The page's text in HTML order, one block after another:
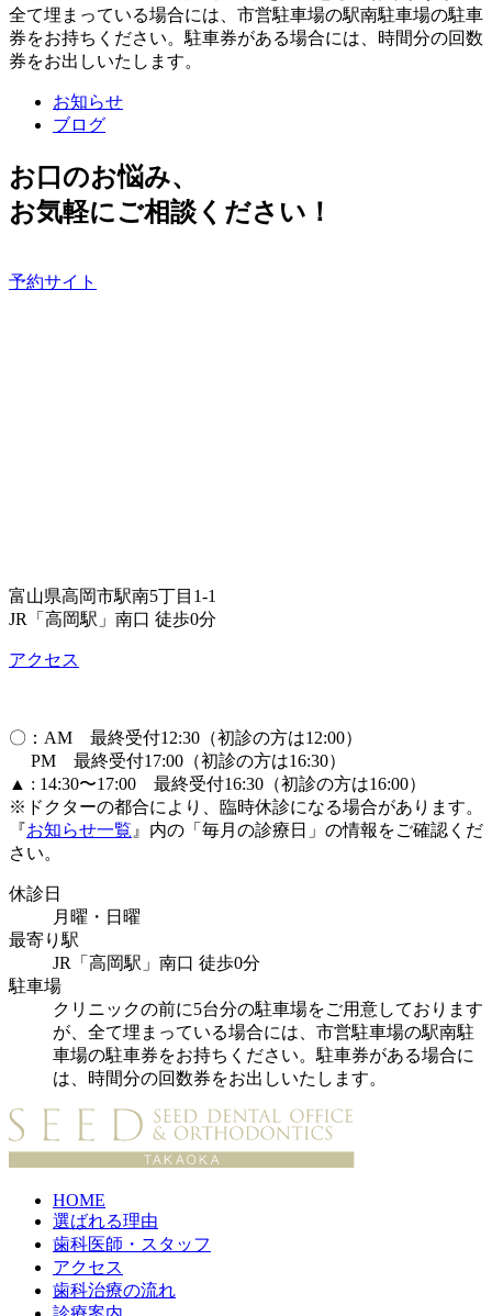
全て埋まっている場合には、市営駐車場の駅南駐車場の駐車
券をお持ちください。駐車券がある場合には、時間分の回数
券をお出しいたします。
お知らせ
ブログ
お口のお悩み、
お気軽にご相談ください！
予約サイト
富山県高岡市駅南5丁目1-1
JR「高岡駅」南口 徒歩0分
アクセス
〇：AM 最終受付12:30（初診の方は12:00）
PM 最終受付17:00（初診の方は16:30）
▲ : 14:30〜17:00 最終受付16:30（初診の方は16:00）
※ドクターの都合により、臨時休診になる場合があります。
『お知らせ一覧 』内の「毎月の診療日」の情報をご確認くだ
さい。
休診日
月曜・日曜
最寄り駅
JR「高岡駅」南口 徒歩0分
駐車場
クリニックの前に5台分の駐車場をご用意しております
が、全て埋まっている場合には、市営駐車場の駅南駐
車場の駐車券をお持ちください。駐車券がある場合に
は、時間分の回数券をお出しいたします。
HOME
選ばれる理由
歯科医師・スタッフ
アクセス
歯科治療の流れ